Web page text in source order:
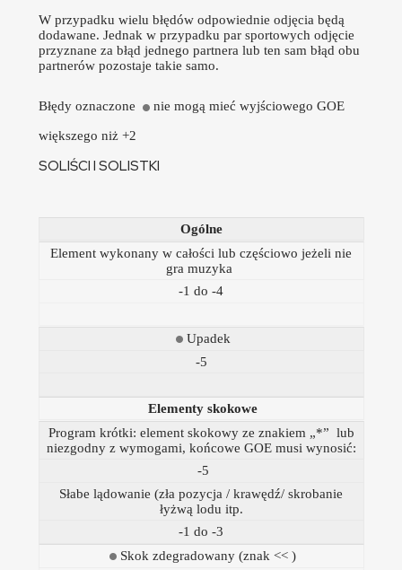
W przypadku wielu błędów odpowiednie odjęcia będą
dodawane. Jednak w przypadku par sportowych odjęcie
przyznane za błąd jednego partnera lub ten sam błąd obu
partnerów pozostaje takie samo.
Błędy oznaczone nie mogą mieć wyjściowego GOE
większego niż +2
SOLIŚCI I SOLISTKI
Ogólne
Element wykonany w całości lub częściowo jeżeli nie
gra muzyka
-1 do -4
Upadek
-5
Elementy skokowe
Program krótki: element skokowy ze znakiem „*” lub
niezgodny z wymogami, końcowe GOE musi wynosić:
-5
Słabe lądowanie (zła pozycja / krawędź/ skrobanie
łyżwą lodu itp.
-1 do -3
Skok zdegradowany (znak << )